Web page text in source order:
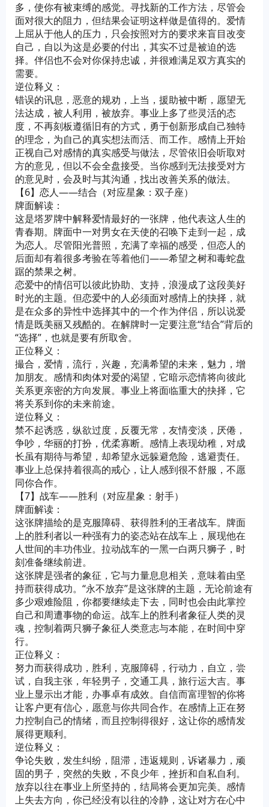
多，使你有被束缚的感觉。寻找新的工作方法，尽管会
面对很大的阻力，但结果会证明这样做是值得的。爱情
上屈从于他人的压力，只会按照对方的要求来盲目改变
自己，自以为这是必要的付出，其实不过是被迫的选
择。伴侣也不会对你保持忠诚，并很难满足双方真实的
需要。
逆位释义：
错误的讯息，恶意的规劝，上当，援助被中断，愿望无
法达成，被人利用，被放弃。事业上多了些灵活的态
度，不再刻板遵循旧有的方式，勇于创新形成自己独特
的理念，为自己的真实想法而活、而工作。感情上开始
正视自己对感情的真实感受与做法，尽管依旧会听取对
方的意见，但以不会全盘接受。当你感到无法接受对方
的意见时，会及时与其沟通，找出改善关系的做法。
【6】恋人——结合（对应星象：双子座）
牌面解读：
这是塔罗牌中解释爱情最好的一张牌，他代表这人生的
青春期。牌面中一对男女在天使的召唤下走到一起，成
为恋人。尽管阳光普照，充满了幸福的感受，但恋人的
后面却有着很多考验在等着他们——希望之树和毒蛇盘
踞的禁果之树。
恋爱中的情侣可以彼此协助、支持，浪漫成了这段美好
时光的主题。但恋爱中的人必须面对感情上的抉择，就
是在众多的异性中选择其中的一个作为伴侣，所以说爱
情是既美丽又残酷的。在解牌时一定要注意“结合”背后的
“选择”，也就是要有所取舍。
正位释义：
撮合，爱情，流行，兴趣，充满希望的未来，魅力，增
加朋友。感情和肉体对爱的渴望，它暗示恋情将向彼此
关系更亲密的方向发展。事业上将面临重大的抉择，它
将关系到你的未来前途。
逆位释义：
禁不起诱惑，纵欲过度，反覆无常，友情变淡，厌倦，
争吵，华丽的打扮，优柔寡断。感情上表现幼稚，对成
长虽有期待与希望，却希望永远躲避危险，逃避责任。
事业上总保持着很高的戒心，让人感到很不舒服，不愿
同你合作。
【7】战车——胜利（对应星象：射手）
牌面解读：
这张牌描绘的是克服障碍、获得胜利的王者战车。牌面
上的胜利者以一种强有力的姿态站在战车上，展现他在
人世间的丰功伟业。拉动战车的一黑一白两只狮子，时
刻准备继续前进。
这张牌是强者的象征，它与力量息息相关，意味着由坚
持而获得成功。“永不放弃”是这张牌的主题，无论前途有
多少艰难险阻，你都要继续走下去，同时也会由此掌控
自己和周遭事物的命运。战车上的胜利者象征人类的灵
魂，控制着两只狮子象征人类意志与本能，在时间中穿
行。
正位释义：
努力而获得成功，胜利，克服障碍，行动力，自立，尝
试，自我主张，年轻男子，交通工具，旅行运大吉。事
业上显示出才能，办事卓有成效。自信而富理智的你将
让客户更有信心，愿意与你共同合作。在感情上正在努
力控制自己的情绪，而且控制得很好，这让你的感情发
展得更顺利。
逆位释义：
争论失败，发生纠纷，阻滞，违返规则，诉诸暴力，顽
固的男子，突然的失败，不良少年，挫折和自私自利。
放弃以往在事业上所坚持的，结局将会更加完美。感情
上失去方向，你已经没有以往的冷静，这让对方在心中